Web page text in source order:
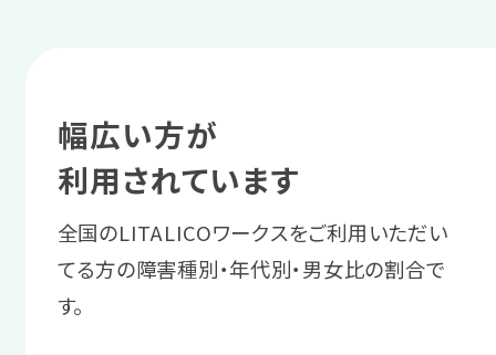
無料 相談・見学予約する
4 職場定着ステージ
職場で起きる
困りを相談する
支援スタッフがあなたと職場の間に入
業務の不安や要望を
企業に伝える
物事を順序立てて話す方法や、企業から
の質問に沿った回答をする練習をしま
す。
の希望を整理していきます。
2 体調管理
職場復帰に向けて
幅広い方が
利用されています
全国のLITALICOワークスをご利用いただい
てる方の障害種別・年代別・男女比の割合で
す。